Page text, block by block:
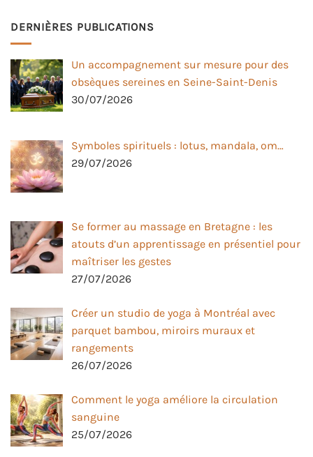
DERNIÈRES PUBLICATIONS
Un accompagnement sur mesure pour des
obsèques sereines en Seine-Saint-Denis
30/07/2026
Symboles spirituels : lotus, mandala, om…
29/07/2026
Se former au massage en Bretagne : les
atouts d’un apprentissage en présentiel pour
maîtriser les gestes
27/07/2026
Créer un studio de yoga à Montréal avec
parquet bambou, miroirs muraux et
rangements
26/07/2026
Comment le yoga améliore la circulation
sanguine
25/07/2026